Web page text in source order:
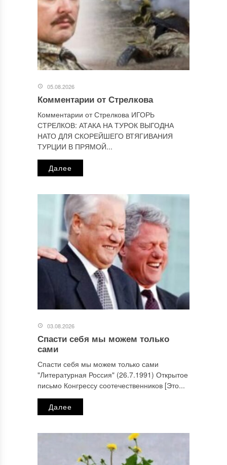
Этот сайт использует Akismet для борьбы со спамом.
Узнайте, как обрабатываются ваши данные комментариев
Отправляя сообщение, Вы разрешаете сбор и обработку
персональных данных.Политика конфиденциальности
05.08.2026
Комментарии от Стрелкова
Комментарии от Стрелкова ИГОРЬ
СТРЕЛКОВ: АТАКА НА ТУРОК ВЫГОДНА
НАТО ДЛЯ СКОРЕЙШЕГО ВТЯГИВАНИЯ
ТУРЦИИ В ПРЯМОЙ...
Далее
03.08.2026
Спасти себя мы можем только
сами
Спасти себя мы можем только сами
"Литературная Россия" (26.7.1991) Открытое
письмо Конгрессу соотечественников [Это...
Далее